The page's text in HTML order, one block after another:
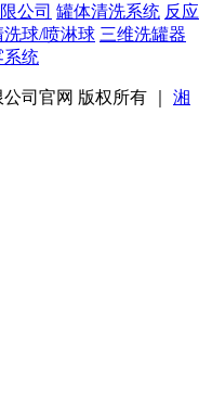
公司 罐体清洗系统 反应
洗球/喷淋球 三维洗罐器
系统
司官网 版权所有 ｜ 湘